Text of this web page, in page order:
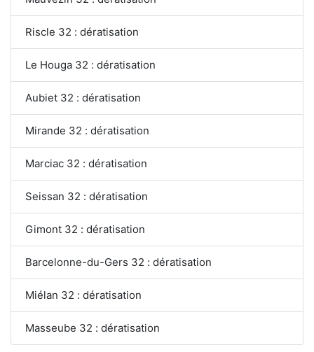
Riscle 32 : dératisation
Le Houga 32 : dératisation
Aubiet 32 : dératisation
Mirande 32 : dératisation
Marciac 32 : dératisation
Seissan 32 : dératisation
Gimont 32 : dératisation
Barcelonne-du-Gers 32 : dératisation
Miélan 32 : dératisation
Masseube 32 : dératisation